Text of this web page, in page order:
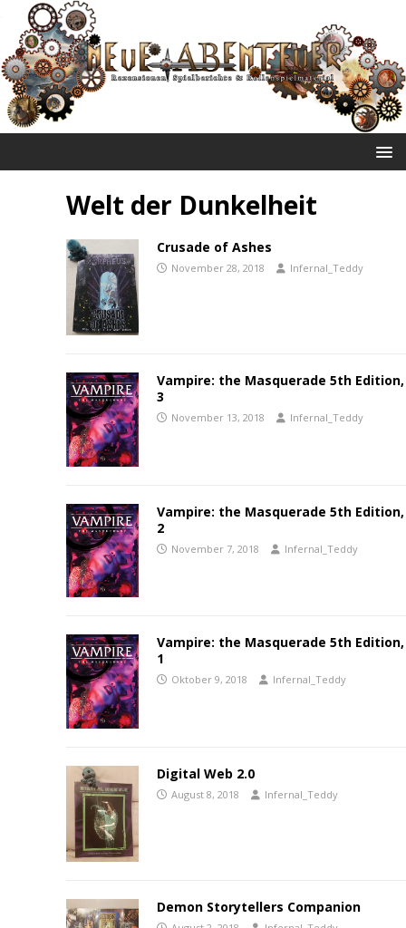
Welt der Dunkelheit
Crusade of Ashes
November 28, 2018 Infernal_Teddy
Vampire: the Masquerade 5th
3
November 13, 2018 Infernal_Teddy
Vampire: the Masquerade 5th
2
November 7, 2018 Infernal_Teddy
Vampire: the Masquerade 5th
1
Oktober 9, 2018 Infernal_Teddy
Digital Web 2.0
August 8, 2018 Infernal_Teddy
Demon Storytellers Companion